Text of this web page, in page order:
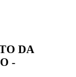
DA
-